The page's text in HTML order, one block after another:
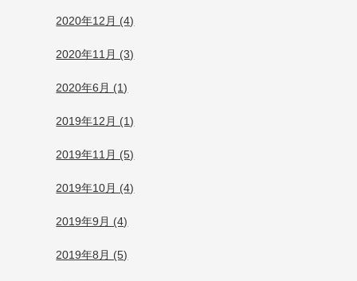
2020年12月 (4)
2020年11月 (3)
2020年6月 (1)
2019年12月 (1)
2019年11月 (5)
2019年10月 (4)
2019年9月 (4)
2019年8月 (5)